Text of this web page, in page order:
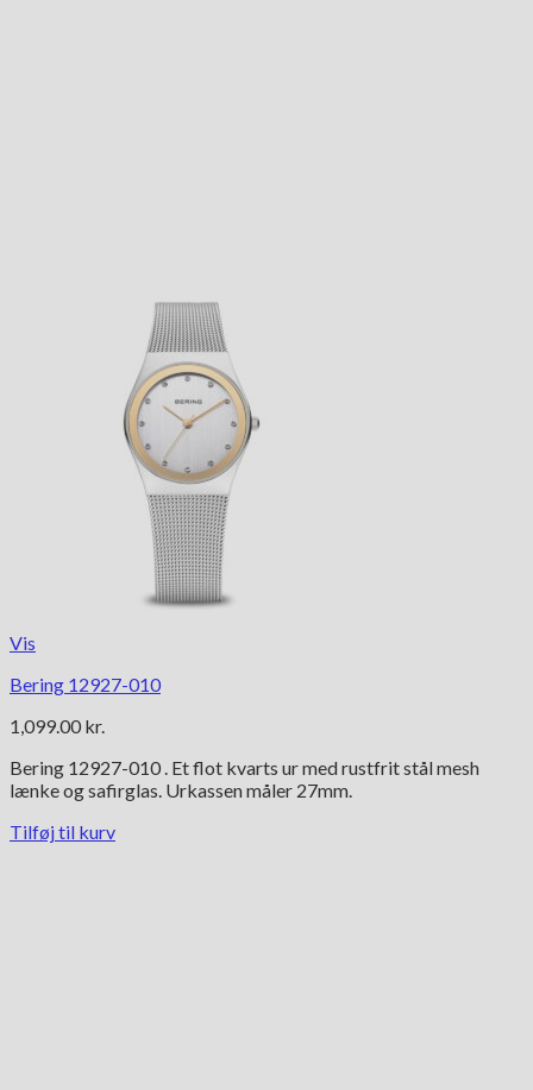
Vis
Bering 12927-010
1,099.00 kr.
Bering 12927-010 . Et flot kvarts ur med rustfrit stål mesh
lænke og safirglas. Urkassen måler 27mm.
Tilføj til kurv